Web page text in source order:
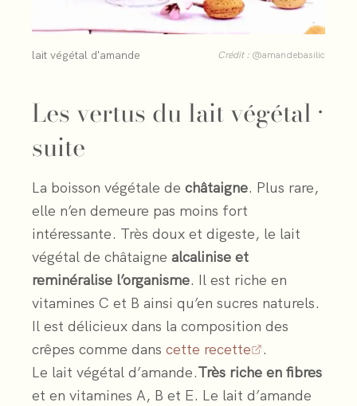
lait végétal d'amande Crédit : @amandebasilic
Les vertus du lait végétal ·
suite
La boisson végétale de châtaigne. Plus rare,
elle n’en demeure pas moins fort
intéressante. Très doux et digeste, le lait
végétal de châtaigne alcalinise et
reminéralise l’organisme. Il est riche en
vitamines C et B ainsi qu’en sucres naturels.
Il est délicieux dans la composition des
crêpes comme dans cette recette
.
Le lait végétal d’amande.Très riche en fibres
et en vitamines A, B et E. Le lait d’amande